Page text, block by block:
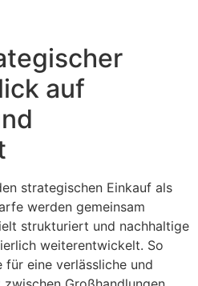
auf
strategischen Einkauf als
werden gemeinsam
strukturiert und nachhaltige
weiterentwickelt. So
eine verlässliche und